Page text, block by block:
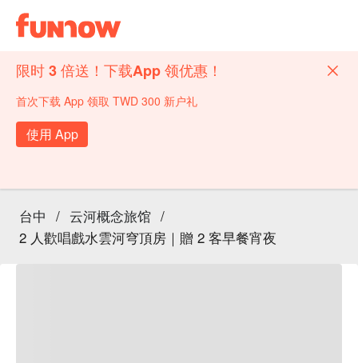
限时 3 倍送！下载App 领优惠！
首次下载 App 领取 TWD 300 新户礼
使用 App
台中 / 云河概念旅馆 /
2 人歡唱戲水雲河穹頂房｜贈 2 客早餐宵夜